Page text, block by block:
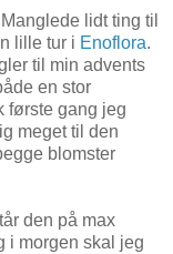
lidt ting til
lille tur i Enoflora.
til min advents
en stor
første gang jeg
meget til den
blomster
den på max
i morgen skal jeg